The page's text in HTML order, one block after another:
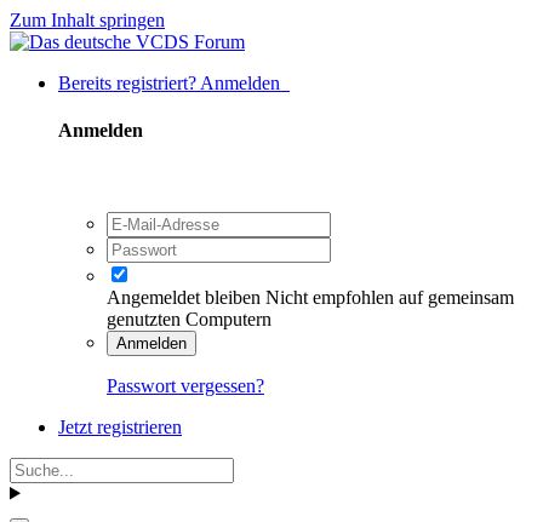
Zum Inhalt springen
Bereits registriert? Anmelden
Anmelden
Angemeldet bleiben Nicht empfohlen auf gemeinsam
genutzten Computern
Anmelden
Passwort vergessen?
Jetzt registrieren